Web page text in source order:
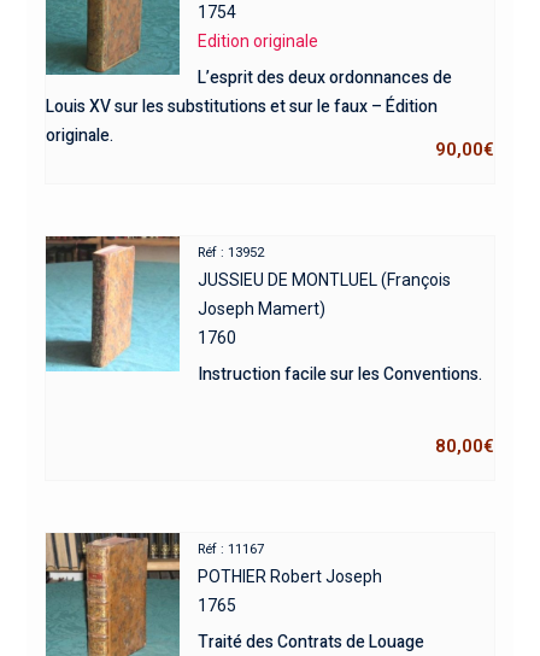
1754
Edition originale
L’esprit des deux ordonnances de
Louis XV sur les substitutions et sur le faux – Édition
originale.
90,00€
Réf : 13952
JUSSIEU DE MONTLUEL (François
Joseph Mamert)
1760
Instruction facile sur les Conventions.
80,00€
Réf : 11167
POTHIER Robert Joseph
1765
Traité des Contrats de Louage